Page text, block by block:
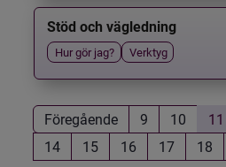
Stöd och vägledning
Hur gör jag? Verktyg
Föregående 9 10 11
14
15 16 17 18